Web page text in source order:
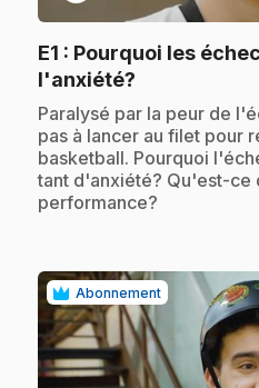
E1 : Pourquoi les
l'anxiété?
.Paralysé par la peur de
pas à lancer au filet pour
basketball. Pourquoi
tant d'anxiété? Qu'est-ce
performance?
Abonnement